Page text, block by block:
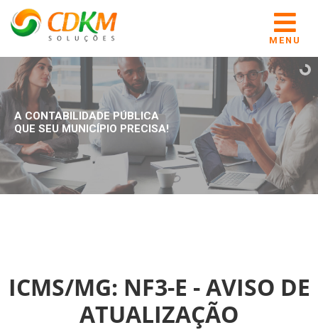
MENU
A CONTABILIDADE PÚBLICA
QUE SEU MUNICÍPIO PRECISA!
ICMS/MG: NF3-E - AVISO DE
ATUALIZAÇÃO